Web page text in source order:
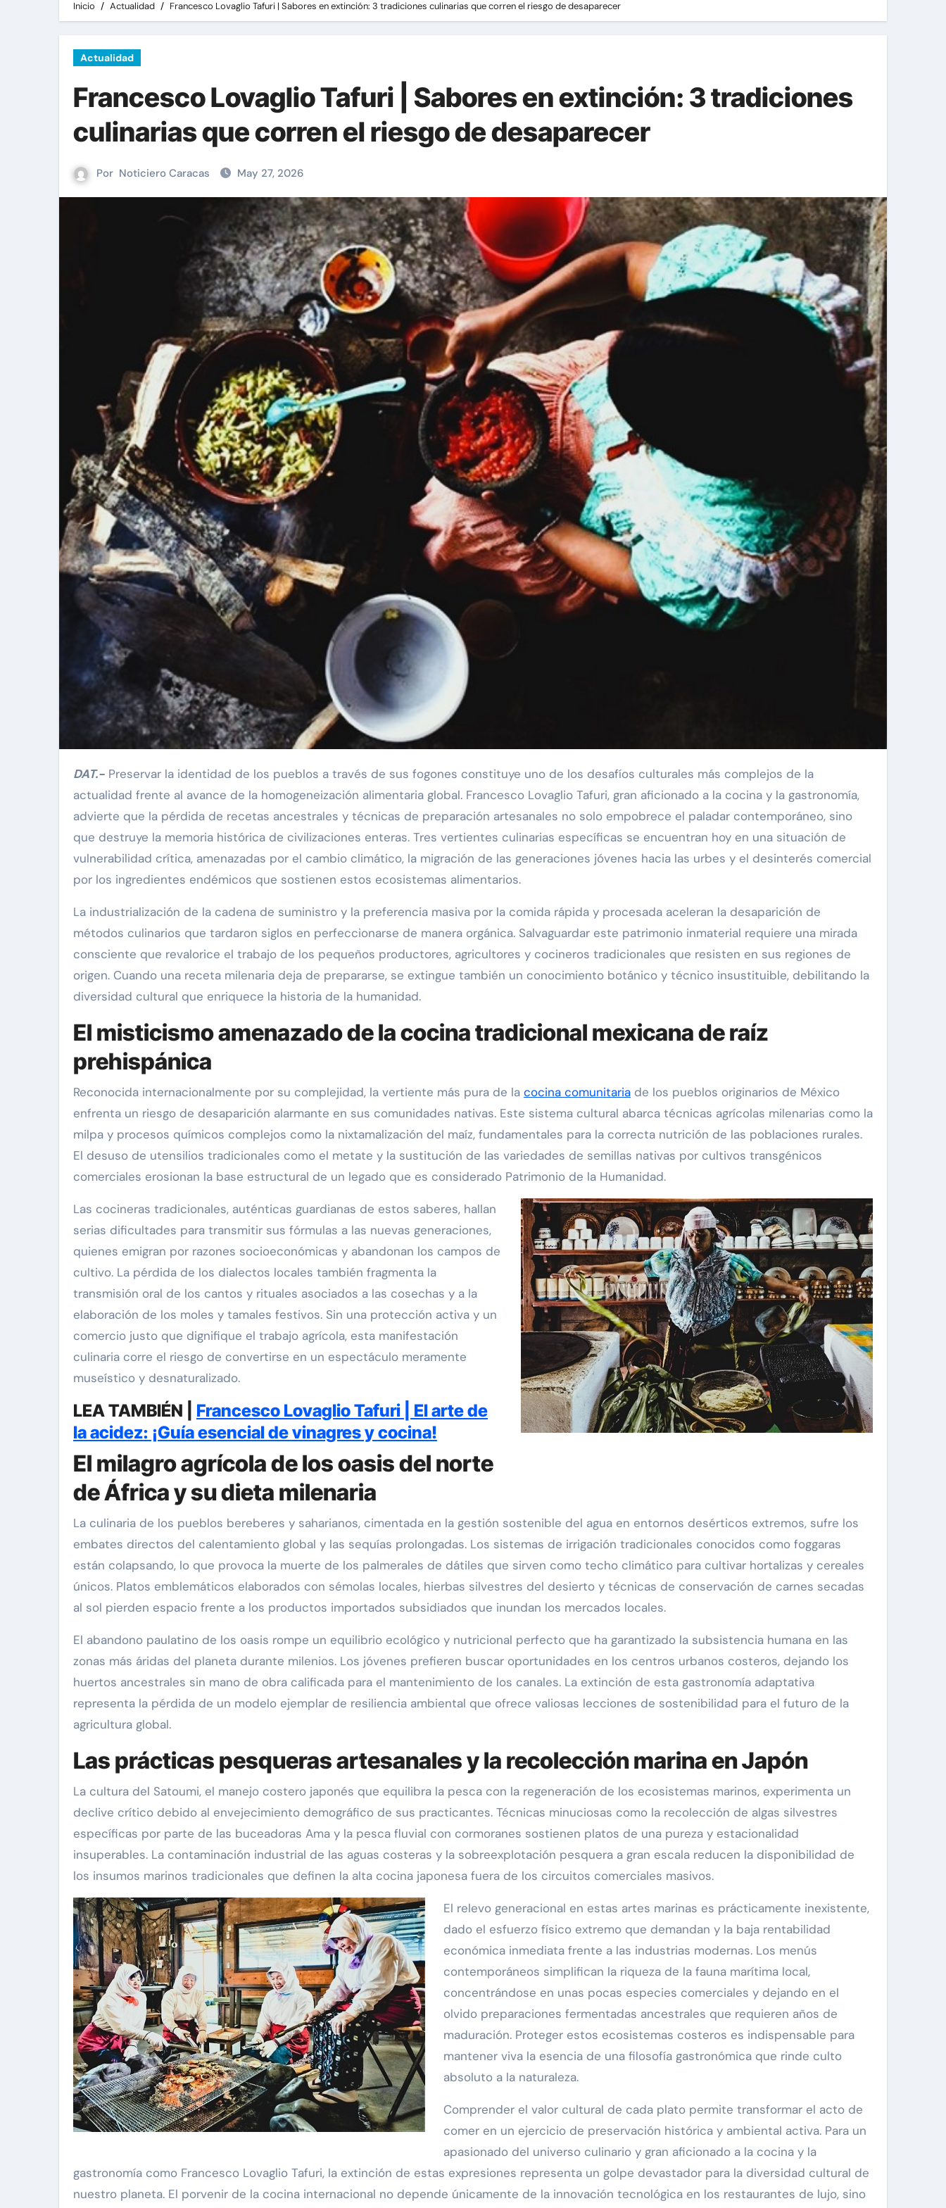
Inicio Actualidad Francesco Lovaglio Tafuri | Sabores en extinción: 3 tradiciones culinarias que corren el riesgo de desaparecer
Actualidad
Francesco Lovaglio Tafuri | Sabores en extinción: 3 tradiciones
culinarias que corren el riesgo de desaparecer
Por Noticiero Caracas May 27, 2026
DAT.- Preservar la identidad de los pueblos a través de sus fogones constituye uno de los desafíos culturales más complejos de la
actualidad frente al avance de la homogeneización alimentaria global. Francesco Lovaglio Tafuri, gran aficionado a la cocina y la gastronomía,
advierte que la pérdida de recetas ancestrales y técnicas de preparación artesanales no solo empobrece el paladar contemporáneo, sino
que destruye la memoria histórica de civilizaciones enteras. Tres vertientes culinarias específicas se encuentran hoy en una situación de
vulnerabilidad crítica, amenazadas por el cambio climático, la migración de las generaciones jóvenes hacia las urbes y el desinterés comercial
por los ingredientes endémicos que sostienen estos ecosistemas alimentarios.
La industrialización de la cadena de suministro y la preferencia masiva por la comida rápida y procesada aceleran la desaparición de
métodos culinarios que tardaron siglos en perfeccionarse de manera orgánica. Salvaguardar este patrimonio inmaterial requiere una mirada
consciente que revalorice el trabajo de los pequeños productores, agricultores y cocineros tradicionales que resisten en sus regiones de
origen. Cuando una receta milenaria deja de prepararse, se extingue también un conocimiento botánico y técnico insustituible, debilitando la
diversidad cultural que enriquece la historia de la humanidad.
El misticismo amenazado de la cocina tradicional mexicana de raíz
prehispánica
Reconocida internacionalmente por su complejidad, la vertiente más pura de la cocina comunitaria de los pueblos originarios de México
enfrenta un riesgo de desaparición alarmante en sus comunidades nativas. Este sistema cultural abarca técnicas agrícolas milenarias como la
milpa y procesos químicos complejos como la nixtamalización del maíz, fundamentales para la correcta nutrición de las poblaciones rurales.
El desuso de utensilios tradicionales como el metate y la sustitución de las variedades de semillas nativas por cultivos transgénicos
comerciales erosionan la base estructural de un legado que es considerado Patrimonio de la Humanidad.
Las cocineras tradicionales, auténticas guardianas de estos saberes, hallan
serias dificultades para transmitir sus fórmulas a las nuevas generaciones,
quienes emigran por razones socioeconómicas y abandonan los campos de
cultivo. La pérdida de los dialectos locales también fragmenta la
transmisión oral de los cantos y rituales asociados a las cosechas y a la
elaboración de los moles y tamales festivos. Sin una protección activa y un
comercio justo que dignifique el trabajo agrícola, esta manifestación
culinaria corre el riesgo de convertirse en un espectáculo meramente
museístico y desnaturalizado.
LEA TAMBIÉN | Francesco Lovaglio Tafuri | El arte de
la acidez: ¡Guía esencial de vinagres y cocina!
El milagro agrícola de los oasis del norte
de África y su dieta milenaria
La culinaria de los pueblos bereberes y saharianos, cimentada en la gestión sostenible del agua en entornos desérticos extremos, sufre los
embates directos del calentamiento global y las sequías prolongadas. Los sistemas de irrigación tradicionales conocidos como foggaras
están colapsando, lo que provoca la muerte de los palmerales de dátiles que sirven como techo climático para cultivar hortalizas y cereales
únicos. Platos emblemáticos elaborados con sémolas locales, hierbas silvestres del desierto y técnicas de conservación de carnes secadas
al sol pierden espacio frente a los productos importados subsidiados que inundan los mercados locales.
El abandono paulatino de los oasis rompe un equilibrio ecológico y nutricional perfecto que ha garantizado la subsistencia humana en las
zonas más áridas del planeta durante milenios. Los jóvenes prefieren buscar oportunidades en los centros urbanos costeros, dejando los
huertos ancestrales sin mano de obra calificada para el mantenimiento de los canales. La extinción de esta gastronomía adaptativa
representa la pérdida de un modelo ejemplar de resiliencia ambiental que ofrece valiosas lecciones de sostenibilidad para el futuro de la
agricultura global.
Las prácticas pesqueras artesanales y la recolección marina en Japón
La cultura del Satoumi, el manejo costero japonés que equilibra la pesca con la regeneración de los ecosistemas marinos, experimenta un
declive crítico debido al envejecimiento demográfico de sus practicantes. Técnicas minuciosas como la recolección de algas silvestres
específicas por parte de las buceadoras Ama y la pesca fluvial con cormoranes sostienen platos de una pureza y estacionalidad
insuperables. La contaminación industrial de las aguas costeras y la sobreexplotación pesquera a gran escala reducen la disponibilidad de
los insumos marinos tradicionales que definen la alta cocina japonesa fuera de los circuitos comerciales masivos.
El relevo generacional en estas artes marinas es prácticamente inexistente,
dado el esfuerzo físico extremo que demandan y la baja rentabilidad
económica inmediata frente a las industrias modernas. Los menús
contemporáneos simplifican la riqueza de la fauna marítima local,
concentrándose en unas pocas especies comerciales y dejando en el
olvido preparaciones fermentadas ancestrales que requieren años de
maduración. Proteger estos ecosistemas costeros es indispensable para
mantener viva la esencia de una filosofía gastronómica que rinde culto
absoluto a la naturaleza.
Comprender el valor cultural de cada plato permite transformar el acto de
comer en un ejercicio de preservación histórica y ambiental activa. Para un
apasionado del universo culinario y gran aficionado a la cocina y la
gastronomía como Francesco Lovaglio Tafuri, la extinción de estas expresiones representa un golpe devastador para la diversidad cultural de
nuestro planeta. El porvenir de la cocina internacional no depende únicamente de la innovación tecnológica en los restaurantes de lujo, sino